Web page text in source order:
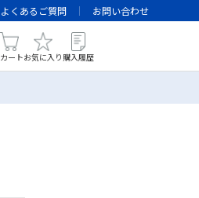
よくあるご質問 お問い合わせ
カートお気に入り 購入履歴